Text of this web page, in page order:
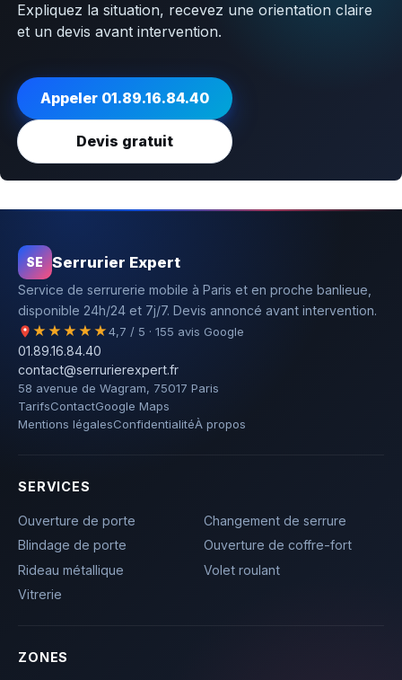
Expliquez la situation, recevez une orientation claire
et un devis avant intervention.
Appeler 01.89.16.84.40
Devis gratuit
SE Serrurier Expert
Service de serrurerie mobile à Paris et en proche banlieue,
disponible 24h/24 et 7j/7. Devis annoncé avant intervention.
★★★★★4,7 / 5 · 155 avis Google
01.89.16.84.40
contact@serrurierexpert.fr
58 avenue de Wagram, 75017 Paris
TarifsContactGoogle Maps
Mentions légalesConfidentialitéÀ propos
SERVICES
Ouverture de porte
Changement de serrure
Blindage de porte
Ouverture de coffre-fort
Rideau métallique
Volet roulant
Vitrerie
ZONES